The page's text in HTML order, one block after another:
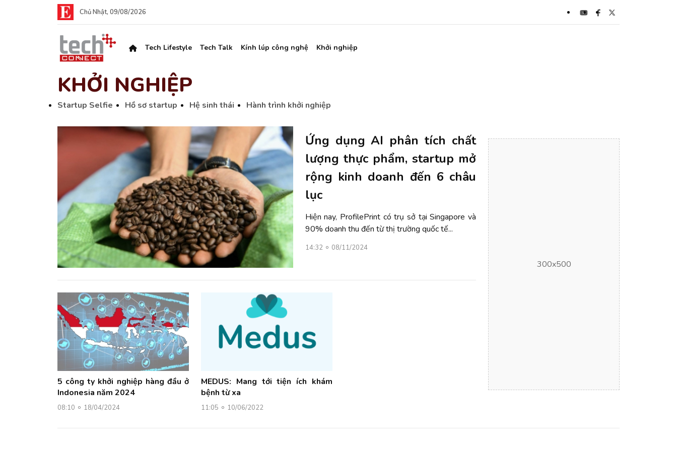
Chủ Nhật, 09/08/2026
Tech Lifestyle Tech Talk Kính lúp công nghệ Khởi nghiệp
KHỞI NGHIỆP
Startup Selfie Hồ sơ startup Hệ sinh thái Hành trình khởi nghiệp
Ứng dụng AI phân tích chất
lượng thực phẩm, startup mở
rộng kinh doanh đến 6 châu
lục
Hiện nay, ProfilePrint có trụ sở tại Singapore và
90% doanh thu đến từ thị trường quốc tế...
14:32 08/11/2024
5 công ty khởi nghiệp hàng đầu ở
Indonesia năm 2024
08:10 18/04/2024
MEDUS: Mang tới tiện ích khám
bệnh từ xa
11:05 10/06/2022
300x500